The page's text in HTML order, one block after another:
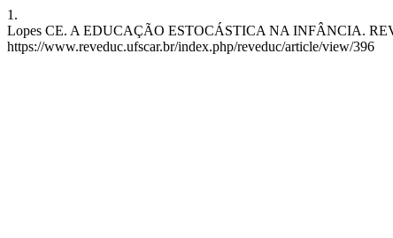
1.
Lopes CE. A EDUCAÇÃO ESTOCÁSTICA NA INFÂNCIA.
https://www.reveduc.ufscar.br/index.php/reveduc/article/view/396